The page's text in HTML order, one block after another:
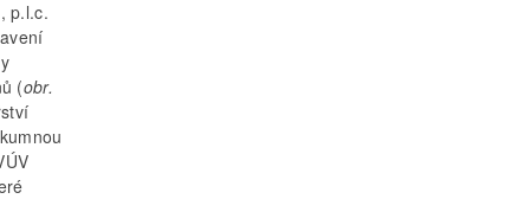
p.l.c.
(obr.